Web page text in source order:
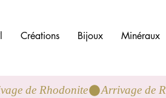
Créations Bijoux Minéraux